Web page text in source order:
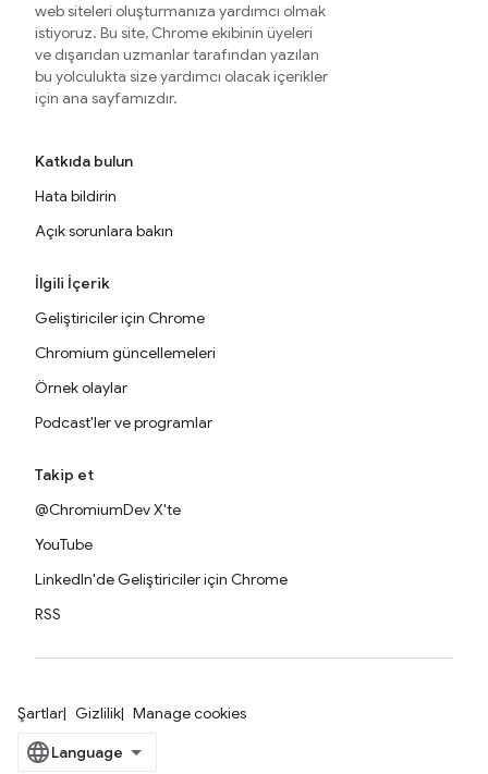
web siteleri oluşturmanıza yardımcı olmak
istiyoruz. Bu site, Chrome ekibinin üyeleri
ve dışarıdan uzmanlar tarafından yazılan
bu yolculukta size yardımcı olacak içerikler
için ana sayfamızdır.
Katkıda bulun
Hata bildirin
Açık sorunlara bakın
İlgili İçerik
Geliştiriciler için Chrome
Chromium güncellemeleri
Örnek olaylar
Podcast'ler ve programlar
Takip et
@ChromiumDev X'te
YouTube
LinkedIn'de Geliştiriciler için Chrome
RSS
Şartlar Gizlilik Manage cookies